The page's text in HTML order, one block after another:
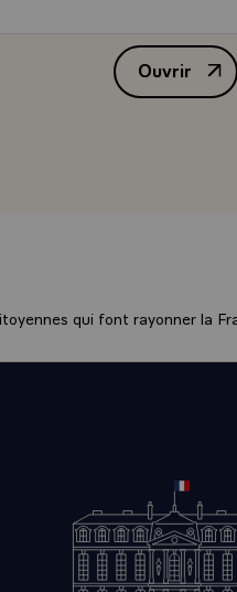
qu'est le
la voie par
ensemble qui s'imposera
vous avez les Français,
récemment dans tous
je sais que c'est aussi
comme hautement
ambassade de
Ouvrir
Allocution
qui font rayonner la